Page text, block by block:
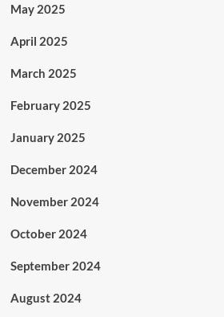
May 2025
April 2025
March 2025
February 2025
January 2025
December 2024
November 2024
October 2024
September 2024
August 2024